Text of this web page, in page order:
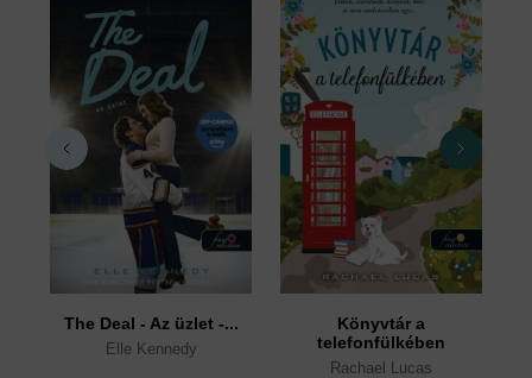
The Deal - Az üzlet -...
Elle Kennedy
Könyvtár a
telefonfülkében
Rachael Lucas